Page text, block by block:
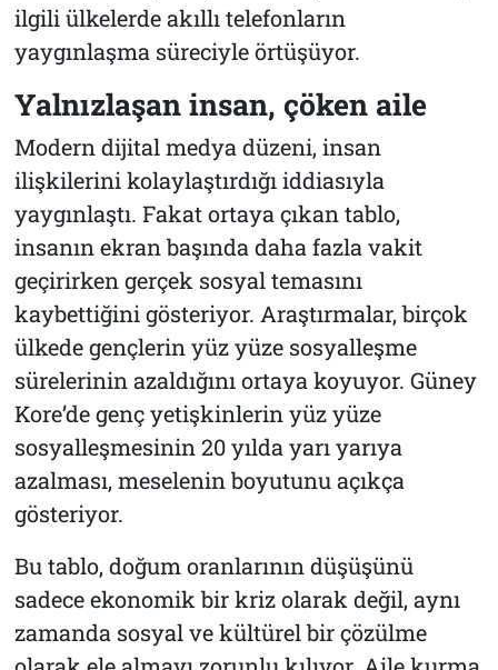
ilgili ülkelerde akıllı telefonların
yaygınlaşma süreciyle örtüşüyor.
Yalnızlaşan insan, çöken aile
Modern dijital medya düzeni, insan
ilişkilerini kolaylaştırdığı iddiasıyla
yaygınlaştı. Fakat ortaya çıkan tablo,
insanın ekran başında daha fazla vakit
geçirirken gerçek sosyal temasını
kaybettiğini gösteriyor. Araştırmalar, birçok
ülkede gençlerin yüz yüze sosyalleşme
sürelerinin azaldığını ortaya koyuyor. Güney
Kore’de genç yetişkinlerin yüz yüze
sosyalleşmesinin 20 yılda yarı yarıya
azalması, meselenin boyutunu açıkça
gösteriyor.
Bu tablo, doğum oranlarının düşüşünü
sadece ekonomik bir kriz olarak değil, aynı
zamanda sosyal ve kültürel bir çözülme